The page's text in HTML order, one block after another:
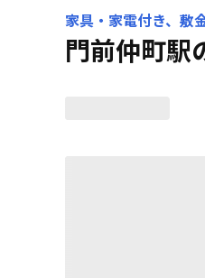
家具・家電付き、敷
門前仲町駅